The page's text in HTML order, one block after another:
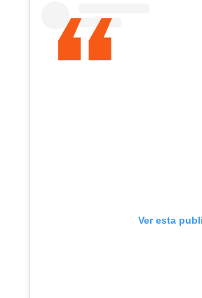
Ver esta